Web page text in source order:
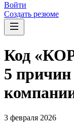
Войти
Создать резюме
Код
5
3 февраля 2026